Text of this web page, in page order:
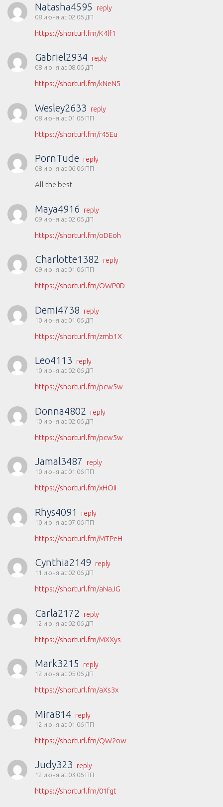
Natasha4595 reply
08 июня at 02:06 ДП
https://shorturl.fm/K4lf1
Gabriel2934 reply
08 июня at 08:06 ДП
https://shorturl.fm/kNeN5
Wesley2633 reply
08 июня at 01:06 ПП
https://shorturl.fm/r45Eu
PornTude reply
08 июня at 06:06 ПП
All the best
Maya4916 reply
09 июня at 02:06 ДП
https://shorturl.fm/oDEoh
Charlotte1382 reply
09 июня at 01:06 ПП
https://shorturl.fm/OWP0D
Demi4738 reply
10 июня at 01:06 ДП
https://shorturl.fm/zmb1X
Leo4113 reply
10 июня at 02:06 ДП
https://shorturl.fm/pcw5w
Donna4802 reply
10 июня at 02:06 ДП
https://shorturl.fm/pcw5w
Jamal3487 reply
10 июня at 01:06 ПП
https://shorturl.fm/xHOiI
Rhys4091 reply
10 июня at 07:06 ПП
https://shorturl.fm/MTPeH
Cynthia2149 reply
11 июня at 02:06 ДП
https://shorturl.fm/aNaJG
Carla2172 reply
12 июня at 02:06 ДП
https://shorturl.fm/MXXys
Mark3215 reply
12 июня at 05:06 ДП
https://shorturl.fm/aXs3x
Mira814 reply
12 июня at 01:06 ПП
https://shorturl.fm/QW2ow
Judy323 reply
12 июня at 03:06 ПП
https://shorturl.fm/01fgt